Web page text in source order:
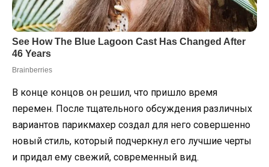
В конце концов он решил, что пришло время
перемен. После тщательного обсуждения различных
вариантов парикмахер создал для него совершенно
новый стиль, который подчеркнул его лучшие черты
и придал ему свежий, современный вид.